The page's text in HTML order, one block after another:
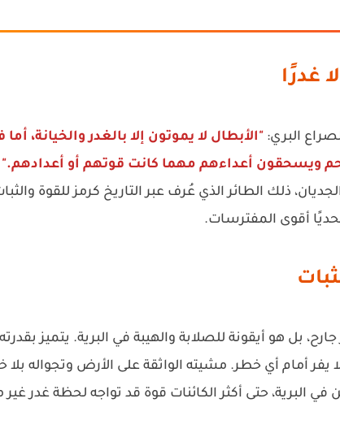
غدرًا
البري: "الأبطال لا يموتون إلا بالغدر والخيانة،
ويسحقون أعداءهم مهما كانت قوتهم أو أعدادهم."
ذلك الطائر الذي عُرف عبر التاريخ كرمز للقوة
أقوى المفترسات.
بل هو أيقونة للصلابة والهيبة في البرية. يتميز
يفر أمام أي خطر. مشيته الواثقة على الأرض وتجواله
البرية، حتى أكثر الكائنات قوة قد تواجه لحظة غدر